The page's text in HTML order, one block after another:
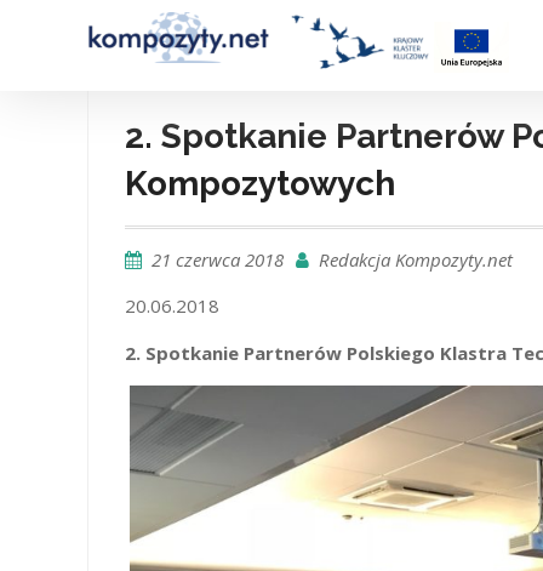
2. Spotkanie Partnerów
Kompozytowych
21 czerwca 2018
Redakcja Kompozyty.net
20.06.2018
2. Spotkanie Partnerów Polskiego Klastra